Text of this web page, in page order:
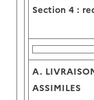
Section 4 :
A.
ASSIMILES